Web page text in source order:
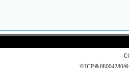
京ICP备08004280号